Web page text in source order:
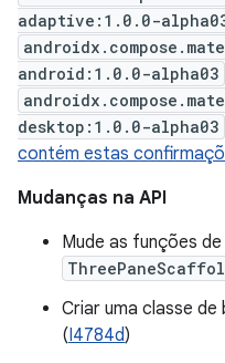
adaptive:1.0.0-
android:1.0.0-alpha03
desktop:1.0.0-alpha03
contém estas
Mudanças na API
Mude as funções
Criar uma classe
(I4784d)